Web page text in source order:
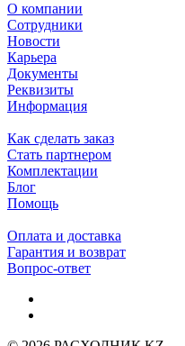
О компании
Сотрудники
Новости
Карьера
Документы
Реквизиты
Информация
Как сделать заказ
Стать партнером
Комплектации
Блог
Помощь
Оплата и доставка
Гарантия и возврат
Вопрос-ответ